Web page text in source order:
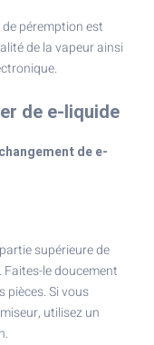
péremption est
de la vapeur ainsi
de e-liquide
changement de e-
supérieure de
le doucement
pièces. Si vous
utilisez un